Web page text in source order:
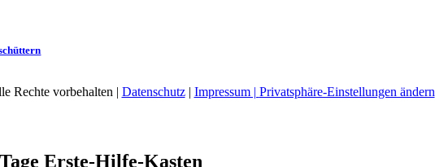
Rechte vorbehalten | Datenschutz| Impressum | Privatsphäre-Einstellungen ändern
Erste-Hilfe-Kasten